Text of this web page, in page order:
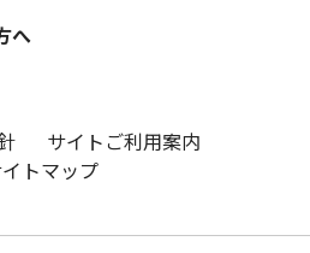
へ
サイトご利用案内
トマップ